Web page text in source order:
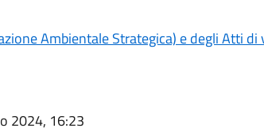
Ambientale Strategica) e degli Atti di
2024, 16:23